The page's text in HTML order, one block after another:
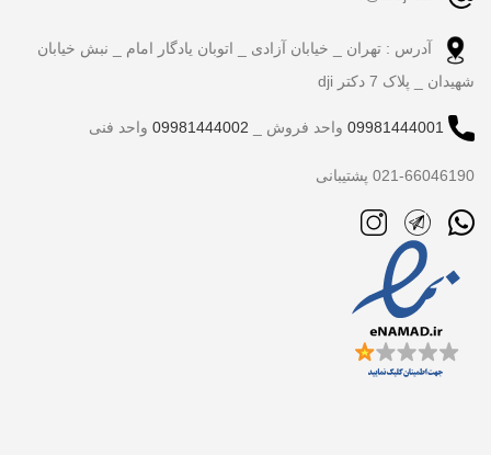
آدرس : تهران _ خیابان آزادی _ اتوبان یادگار امام _ نبش خیابان
شهیدان _ پلاک 7 دکتر dji
09981444001 واحد فروش _ 09981444002 واحد فنی
021-66046190 پشتیبانی